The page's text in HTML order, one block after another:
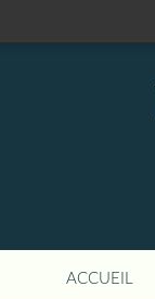
ACCUEIL